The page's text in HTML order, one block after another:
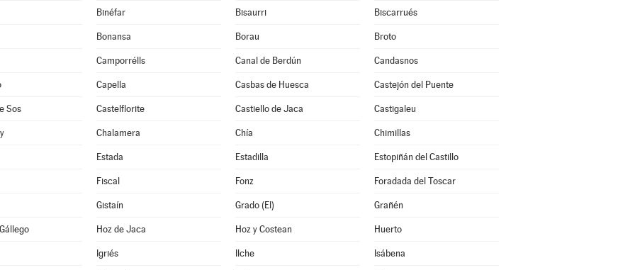
Binéfar Bisaurri Biscarrués
Bonansa Borau Broto
Camporrélls Canal de Berdún Candasnos
Capella Casbas de Huesca Castejón del Puente
Sos Castelflorite Castiello de Jaca Castigaleu
Chalamera Chía Chimillas
Estada Estadilla Estopiñán del Castillo
Fiscal Fonz Foradada del Toscar
Gistaín Grado (El) Grañén
Hoz de Jaca Hoz y Costean Huerto
Igriés Ilche Isábena